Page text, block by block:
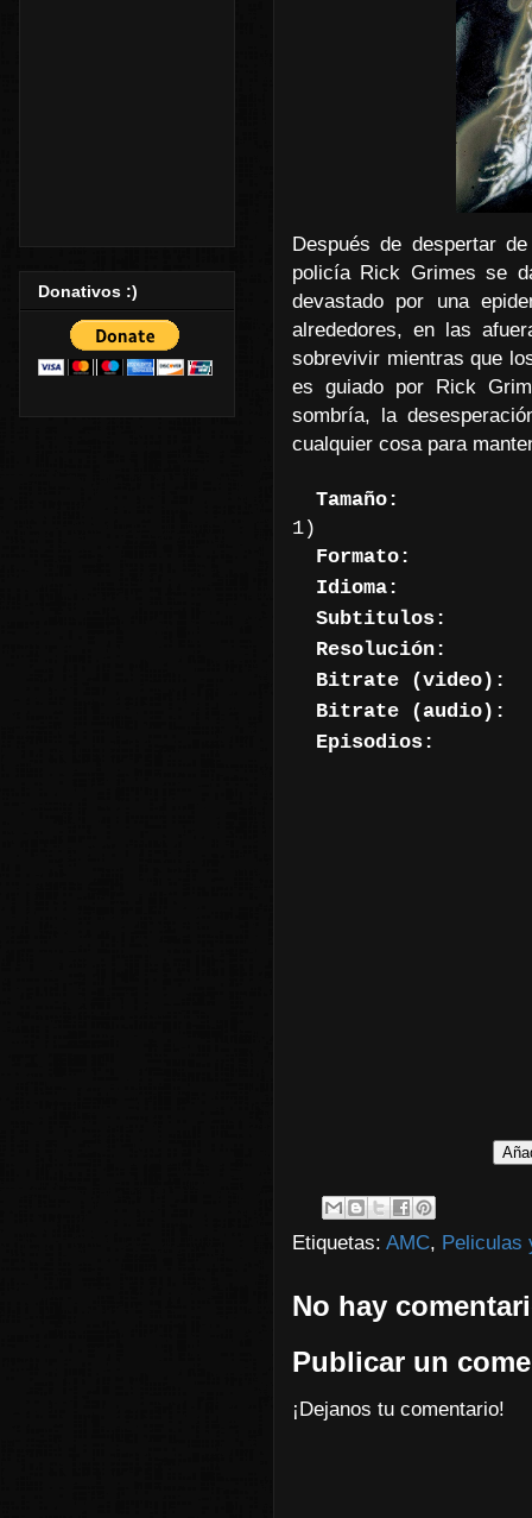
Después de despertar
policía Rick Grimes se
devastado por una
alrededores, en las
sobrevivir mientras que
es guiado por Rick
sombría, la
cualquier cosa para
Tamaño:
1)
Formato:
Idioma:
Subtitulos:
Resolución:
Bitrate (video):
Bitrate
(audio):
Episodios:
Etiquetas: AMC, Peliculas
No hay
Publicar un
¡Dejanos tu comentario!
Donativos :)